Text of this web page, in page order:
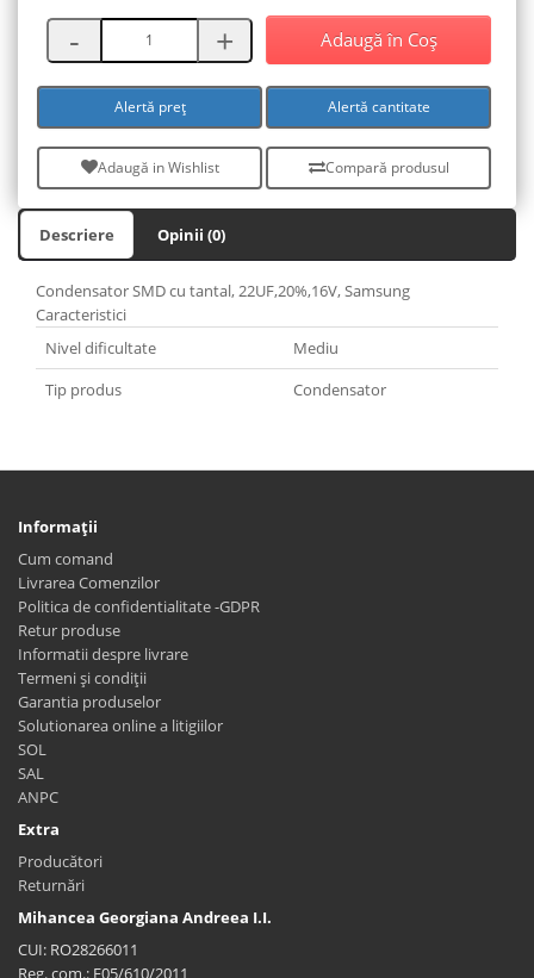
Adaugă în Coş
Alertă preț Alertă cantitate
Adaugă in Wishlist Compară produsul
Descriere Opinii (0)
Condensator SMD cu tantal, 22UF,20%,16V, Samsung
Caracteristici
Nivel dificultate
Mediu
Tip produs
Condensator
Informaţii
Cum comand
Livrarea Comenzilor
Politica de confidentialitate -GDPR
Retur produse
Informatii despre livrare
Termeni și condiții
Garantia produselor
Solutionarea online a litigiilor
SOL
SAL
ANPC
Extra
Producători
Returnări
Mihancea Georgiana Andreea I.I.
CUI: RO28266011
Reg. com.: F05/610/2011